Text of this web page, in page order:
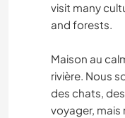
visit many
and forests.
Maison au
rivière. Nous
des chats,
voyager, mais